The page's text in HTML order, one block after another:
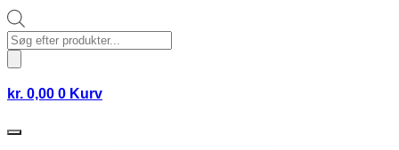
Products
search
kr. 0,00 0 Kurv